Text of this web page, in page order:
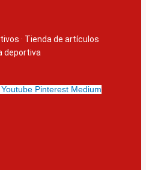
· Tienda de artículos
deportiva
Youtube Pinterest Medium